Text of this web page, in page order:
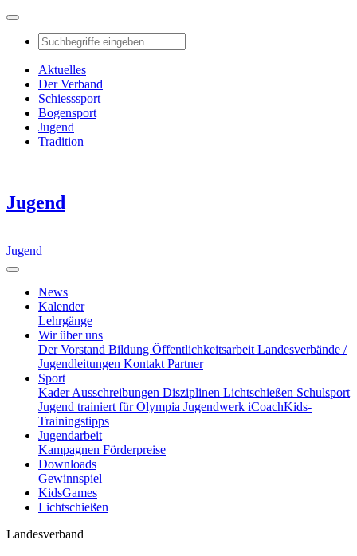
Aktuelles
Der Verband
Schiesssport
Bogensport
Jugend
Tradition
Jugend
Jugend
News
Kalender
Lehrgänge
Wir über uns
Der Vorstand Bildung Öffentlichkeitsarbeit Landesverbände /
Jugendleitungen Kontakt Partner
Sport
KaderAusschreibungen Disziplinen Lichtschießen Schulsport
Jugend trainiert für Olympia Jugendwerk iCoachKids-
Trainingstipps
Jugendarbeit
Kampagnen Förderpreise
Downloads
Gewinnspiel
KidsGames
Lichtschießen
Landesverband